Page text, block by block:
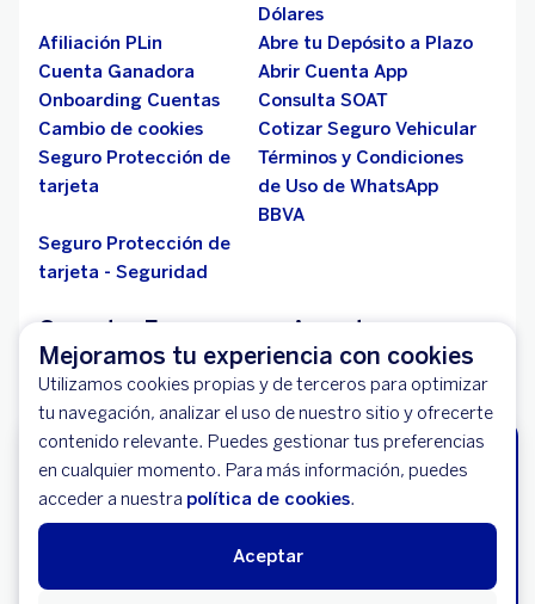
Mejoramos tu experiencia con cookies
Utilizamos cookies propias y de terceros para optimizar
tu navegación, analizar el uso de nuestro sitio y ofrecerte
contenido relevante. Puedes gestionar tus preferencias
en cualquier momento. Para más información, puedes
acceder a nuestra política de cookies.
Aceptar
¡Tu auto seguro, tú sin estrés!
No dejes tu tranquilidad al azar. Asegura tu vehículo
hoy y maneja con respaldo total 24/7.
Solicita tu seguro Vehicular
Dólares
Afiliación PLin
Abre tu Depósito a Plazo
Cuenta Ganadora
Abrir Cuenta App
Onboarding Cuentas
Consulta SOAT
Cambio de cookies
Cotizar Seguro Vehicular
Seguro Protección de
tarjeta
Términos y Condiciones
de Uso de WhatsApp
BBVA
Seguro Protección de
tarjeta - Seguridad
Ganador E-commerce Award
Líderes en Servicios Financieros y Banca Online -
2018
Conoce más sobre este y otros premios:
Premios y Reconocimiento
Si quieres comunicarnos una vulnerabilidad que hayas
encontrado en BBVA, por favor